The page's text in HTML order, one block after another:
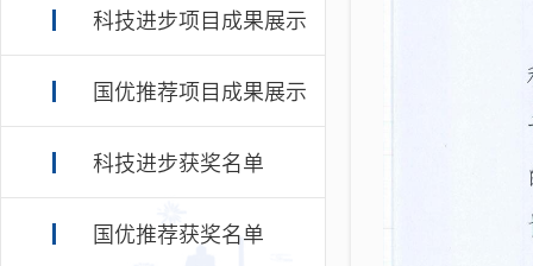
科技进步项目成果展示
国优推荐项目成果展示
科技进步获奖名单
国优推荐获奖名单